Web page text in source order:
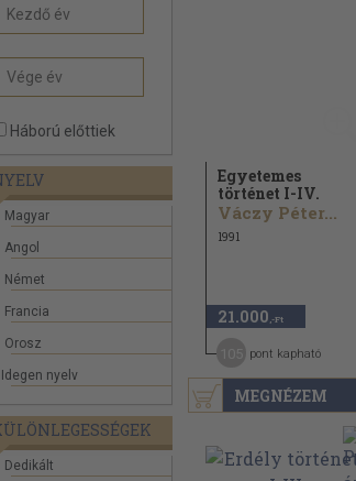
Háború előttiek
Magyar
Angol
Német
Francia
Orosz
Idegen nyelv
Dedikált
MEGNÉZEM
Egyetemes
történet I-IV.
Váczy Péter...
1991
21.000 ,-Ft
pont kapható